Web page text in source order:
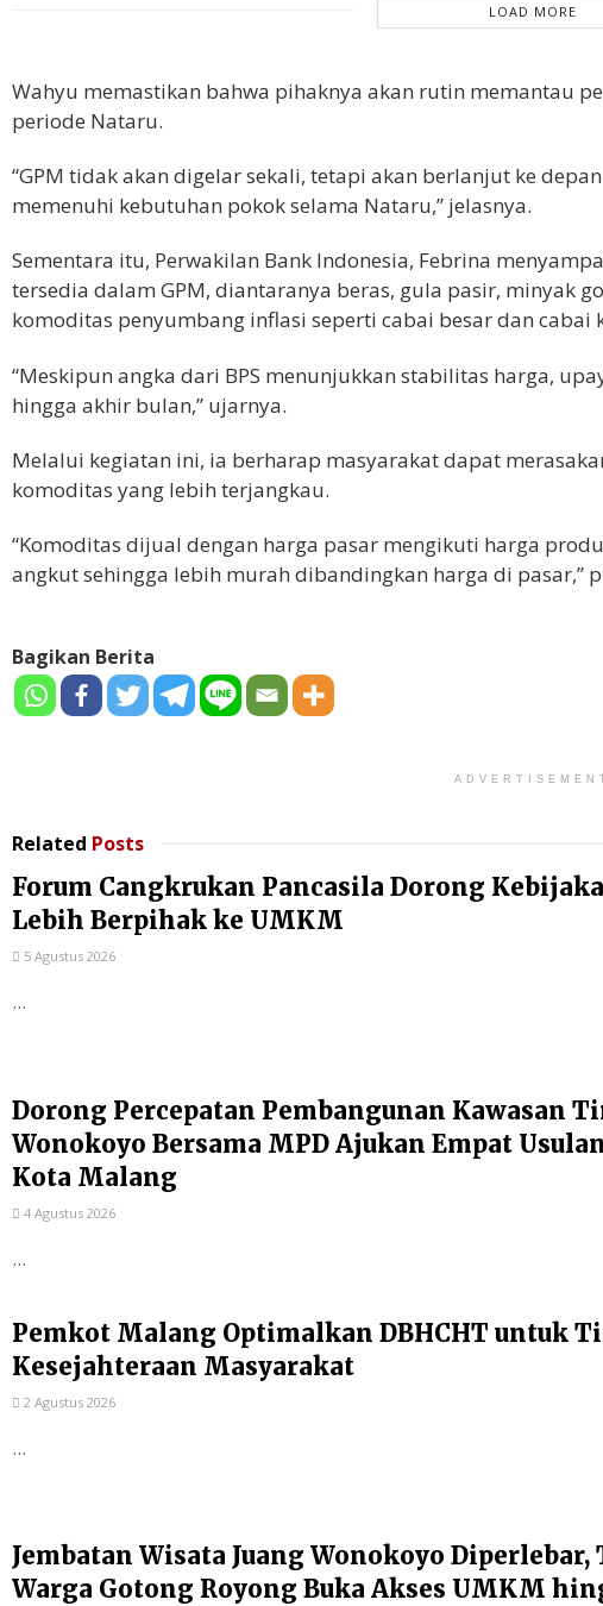
LOAD MORE
Wahyu memastikan bahwa pihaknya akan rutin memantau
periode Nataru.
“GPM tidak akan digelar sekali, tetapi akan berlanjut ke
memenuhi kebutuhan pokok selama Nataru,” jelasnya.
Sementara itu, Perwakilan Bank Indonesia, Febrina
tersedia dalam GPM, diantaranya beras, gula pasir, minyak
komoditas penyumbang inflasi seperti cabai besar dan cabai
“Meskipun angka dari BPS menunjukkan stabilitas harga,
hingga akhir bulan,” ujarnya.
Melalui kegiatan ini, ia berharap masyarakat dapat
komoditas yang lebih terjangkau.
“Komoditas dijual dengan harga pasar mengikuti harga
angkut sehingga lebih murah dibandingkan harga di pasar,”
Bagikan Berita
Related Posts
Forum Cangkrukan Pancasila Dorong
Lebih Berpihak ke UMKM
5 Agustus 2026
...
Dorong Percepatan Pembangunan Kawasan
Wonokoyo Bersama MPD Ajukan Empat
Kota Malang
4 Agustus 2026
...
Pemkot Malang Optimalkan DBHCHT untuk
Kesejahteraan Masyarakat
2 Agustus 2026
...
Jembatan Wisata Juang Wonokoyo Diperlebar,
Warga Gotong Royong Buka Akses UMKM